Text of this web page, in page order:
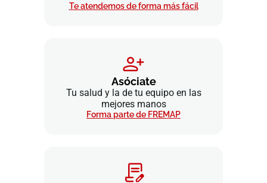
Te atendemos de forma más fácil
Asóciate
Tu salud y la de tu equipo en las
mejores manos
Forma parte de FREMAP